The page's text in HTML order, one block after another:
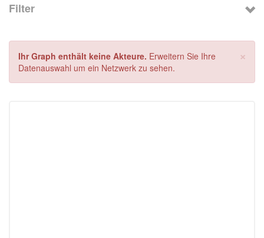
Filter
×
Ihr Graph enthält keine Akteure. Erweitern Sie Ihre
Datenauswahl um ein Netzwerk zu sehen.